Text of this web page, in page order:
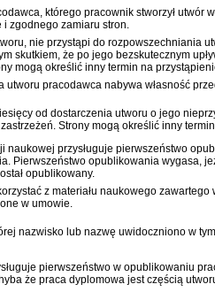
którego pracownik stworzył
zgodnego zamiaru stron.
nie przystąpi do rozpowszechniania
skutkiem, że po jego bezskutecznym
mogą określić inny termin na
pracodawca nabywa własność
od dostarczenia utworu o jego
Strony mogą określić inny termin.
przysługuje pierwszeństwo
Pierwszeństwo opublikowania
opublikowany.
z materiału naukowego
w umowie.
nazwisko lub nazwę uwidoczniono w
pierwszeństwo w opublikowaniu
że praca dyplomowa jest częścią